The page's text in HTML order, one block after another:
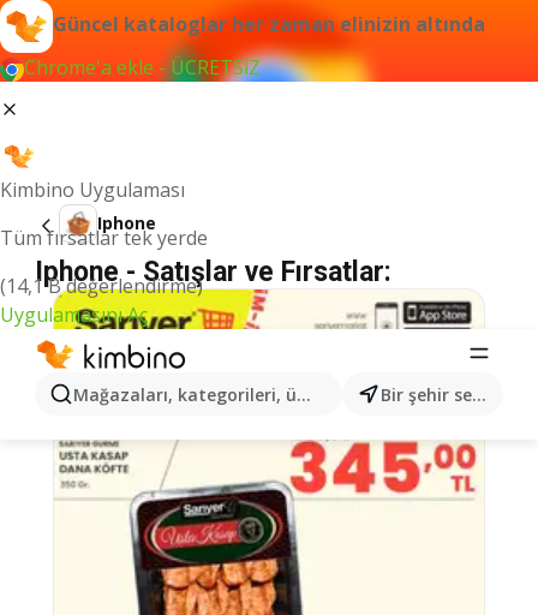
Güncel kataloglar her zaman elinizin altında
Chrome'a ekle - ÜCRETSİZ
Kimbino Uygulaması
Tüm fırsatlar tek yerde
(14,1 B değerlendirme)
Uygulamasını Aç
Mağazaları, kategorileri, ürünleri arayın... Bir şehir seçin
Iphone
Iphone - Satışlar ve Fırsatlar: